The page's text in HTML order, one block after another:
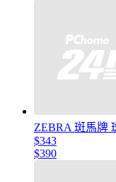
ZEBRA 斑馬牌
$343
$390